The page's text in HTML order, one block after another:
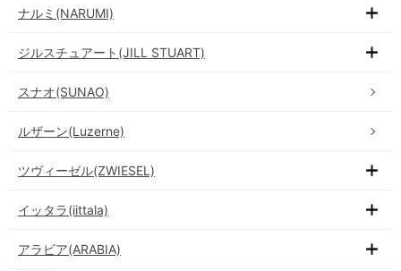
ナルミ(NARUMI)
ジルスチュアート(JILL STUART)
スナオ(SUNAO)
ルザーン(Luzerne)
ツヴィーゼル(ZWIESEL)
イッタラ(iittala)
アラビア(ARABIA)